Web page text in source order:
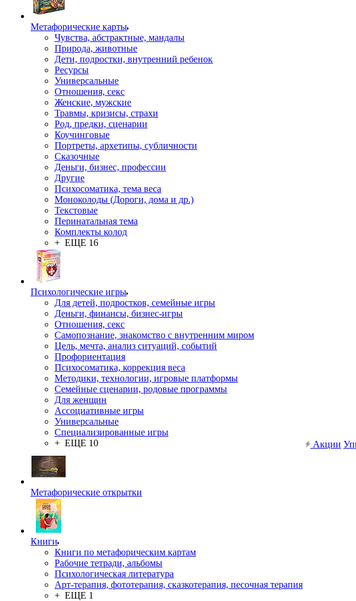
Mетафорические карты
Чувства, абстрактные, мандалы
Природа, животные
Дети, подростки, внутренний ребенок
Ресурсы
Универсальные
Отношения, секс
Женские, мужские
Травмы, кризисы, страхи
Род, предки, сценарии
Коучинговые
Портреты, архетипы, субличности
Сказочные
Деньги, бизнес, профессии
Другие
Психосоматика, тема веса
Моноколоды (Дороги, дома и др.)
Текстовые
Перинатальная тема
Комплекты колод
+ ЕЩЕ 16
Психологические игры
Для детей, подростков, семейные игры
Деньги, финансы, бизнес-игры
Отношения, секс
Самопознание, знакомство с внутренним миром
Цель, мечта, анализ ситуаций, событий
Профориентация
Психосоматика, коррекция веса
Методики, технологии, игровые платформы
Семейные сценарии, родовые программы
Для женщин
Ассоциативные игры
Универсальные
Специализированные игры
+ ЕЩЕ 10
Метафорические открытки
Книги
Книги по метафорическим картам
Рабочие тетради, альбомы
Психологическая литература
Арт-терапия, фототерапия, сказкотерапия, песочная терапия
+ ЕЩЕ 1
Акции